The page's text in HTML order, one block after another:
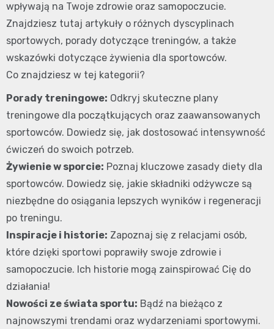
wpływają na Twoje zdrowie oraz samopoczucie.
Znajdziesz tutaj artykuły o różnych dyscyplinach
sportowych, porady dotyczące treningów, a także
wskazówki dotyczące żywienia dla sportowców.
Co znajdziesz w tej kategorii?
Porady treningowe: Odkryj skuteczne plany
treningowe dla początkujących oraz zaawansowanych
sportowców. Dowiedz się, jak dostosować intensywność
ćwiczeń do swoich potrzeb.
Żywienie w sporcie: Poznaj kluczowe zasady diety dla
sportowców. Dowiedz się, jakie składniki odżywcze są
niezbędne do osiągania lepszych wyników i regeneracji
po treningu.
Inspiracje i historie: Zapoznaj się z relacjami osób,
które dzięki sportowi poprawiły swoje zdrowie i
samopoczucie. Ich historie mogą zainspirować Cię do
działania!
Nowości ze świata sportu: Bądź na bieżąco z
najnowszymi trendami oraz wydarzeniami sportowymi.